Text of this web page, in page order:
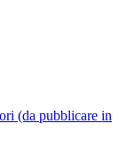
(da pubblicare in